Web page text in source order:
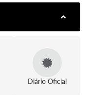
Diário Oficial